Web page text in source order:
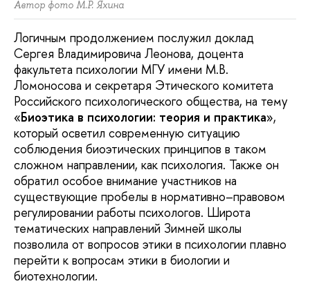
Автор фото М.Р. Яхина
Логичным продолжением послужил доклад
Сергея Владимировича Леонова, доцента
факультета психологии МГУ имени М.В.
Ломоносова и секретаря Этического комитета
Российского психологического общества, на тему
«Биоэтика в психологии: теория и практика»,
который осветил современную ситуацию
соблюдения биоэтических принципов в таком
сложном направлении, как психология. Также он
обратил особое внимание участников на
существующие пробелы в нормативно–правовом
регулировании работы психологов. Широта
тематических направлений Зимней школы
позволила от вопросов этики в психологии плавно
перейти к вопросам этики в биологии и
биотехнологии.